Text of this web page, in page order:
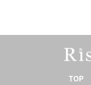
TOP